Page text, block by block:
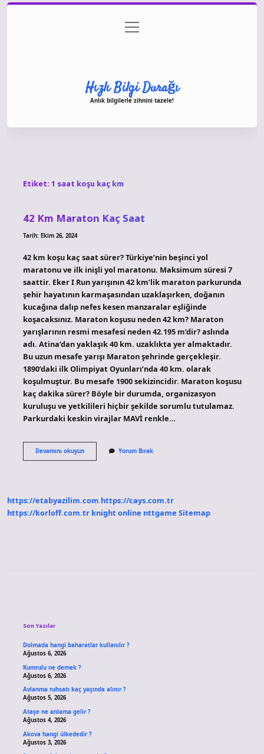
Gizlilik Politikası
menüyü
aç
Hızlı Bilgi Durağı
Anlık bilgilerle zihnini tazele!
Etiket: 1 saat koşu kaç km
42 Km Maraton Kaç Saat
Tarih: Ekim 26, 2024
42 km koşu kaç saat sürer? Türkiye’nin beşinci yol
maratonu ve ilk inişli yol maratonu. Maksimum süresi 7
saattir. Eker I Run yarışının 42 km’lik maraton parkurunda
şehir hayatının karmaşasından uzaklaşırken, doğanın
kucağına dalıp nefes kesen manzaralar eşliğinde
koşacaksınız. Maraton koşusu neden 42 km? Maraton
yarışlarının resmi mesafesi neden 42.195 m’dir? aslında
adı. Atina’dan yaklaşık 40 km. uzaklıkta yer almaktadır.
Bu uzun mesafe yarışı Maraton şehrinde gerçekleşir.
1890’daki ilk Olimpiyat Oyunları’nda 40 km. olarak
koşulmuştur. Bu mesafe 1900 sekizincidir. Maraton koşusu
kaç dakika sürer? Böyle bir durumda, organizasyon
kuruluşu ve yetkilileri hiçbir şekilde sorumlu tutulamaz.
Parkurdaki keskin virajlar MAVİ renkle…
Devamını okuyun42
Km
Yorum Bırak
https://etabyazilim.com https://cays.com.tr
https://korloff.com.tr knight online nttgame Sitemap
Son Yazılar
Dolmada hangi baharatlar kullanılır ?
Ağustos 6, 2026
Kumrulu ne demek ?
Ağustos 6, 2026
Avlanma ruhsatı kaç yaşında alınır ?
Ağustos 5, 2026
Ataşe ne anlama gelir ?
Ağustos 4, 2026
Akova hangi ülkededir ?
Ağustos 3, 2026